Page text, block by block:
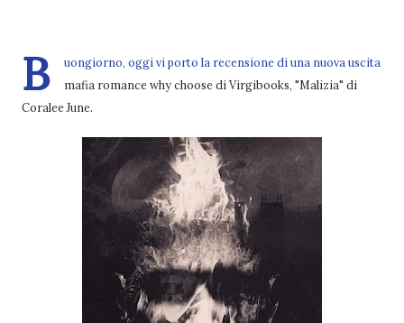
B
uongiorno, oggi vi porto la recensione di una nuova uscita
mafia romance why choose di Virgibooks, "Malizia" di
Coralee June.